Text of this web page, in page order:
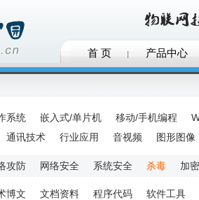
首 页 产品中心
系统 嵌入式/单片机 移动/手机编程
通讯技术 行业应用 音视频 图形图像
攻防 网络安全 系统安全 杀毒 加
博文 文档资料 程序代码 软件工具